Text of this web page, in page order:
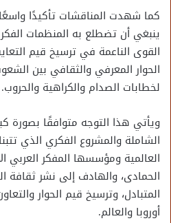
كما شهدت المناقشات تأكيدًا
ينبغي أن تضطلع به المنظمات
القوى الناعمة في ترسيخ قيم
الحوار المعرفي والثقافي بين
لخطابات الصدام والكراهية والحروب.
ويأتي هذا التوجه متوافقًا بصورة
الشاملة والمشروع الفكري الذي
العالمية ومؤسسها المفكر العربي
الحمادى، والهادف إلى نشر ثقافة
المتبادل، وترسيخ قيم الحوار
أوروبا والعالم.